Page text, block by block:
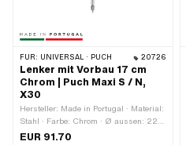
FÜR: UNIVERSAL · PUCH 20726
Lenker mit Vorbau 17 cm
Chrom | Puch Maxi S / N,
X30
Hersteller: Made in Portugal · Material:
Stahl · Farbe: Chrom · Ø aussen: 22
mm · Breite: 580 mm · Höhe: 180 mm ·
EUR 91.70